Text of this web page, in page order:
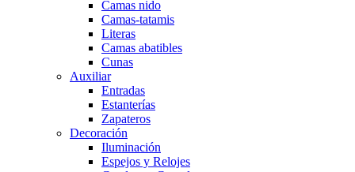
Camas nido
Camas-tatamis
Literas
Camas abatibles
Cunas
Auxiliar
Entradas
Estanterías
Zapateros
Decoración
Iluminación
Espejos y Relojes